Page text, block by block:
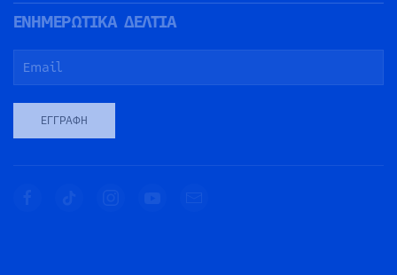
ΕΝΗΜΕΡΩΤΙΚΑ ΔΕΛΤΙΑ
ΕΓΓΡΑΦΉ